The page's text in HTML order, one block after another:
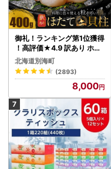
御礼！ランキング第1位獲得
！高評価★4.9 訳あり ホタ
テ 400g（ほたて 帆立 貝柱
冷凍 ）
北海道別海町
(2893)
8,000